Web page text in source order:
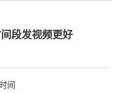
段发视频更好
间